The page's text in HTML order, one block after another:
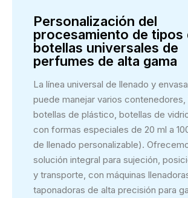
Personalización del
procesamiento de tipos
botellas universales de
perfumes de alta gama
La línea universal de llenado y
puede manejar varios contenedores,
botellas de plástico, botellas de
con formas especiales de 20 ml a
de llenado personalizable).
solución integral para sujeción,
y transporte, con máquinas
taponadoras de alta precisión para